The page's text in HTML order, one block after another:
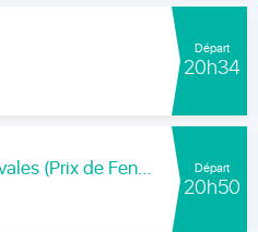
Départ
20h34
Prix du Challenge des Estivales (Prix de Feneu) Départ
20h50